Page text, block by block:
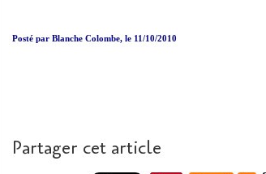
Posté par Blanche Colombe, le 11/10/2010
Partager cet article